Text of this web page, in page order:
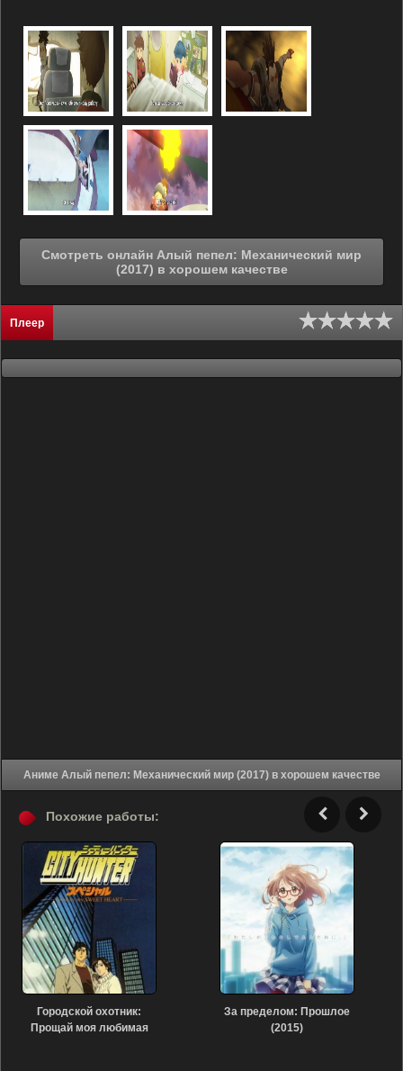
Смотреть онлайн Алый пепел: Механический мир
(2017) в хорошем качестве
Плеер
Аниме Алый пепел: Механический мир (2017) в хорошем качестве
Похожие работы:
Городской охотник:
Прощай моя любимая
За пределом: Прошлое
(2015)